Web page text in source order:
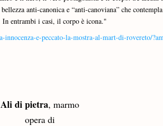
anti-canonica e “anti-canoviana” che
In entrambi i casi, il corpo è icona."
e-peccato-la-mostra-al-mart-di-rovereto/
Ali di pietra, marmo
opera di